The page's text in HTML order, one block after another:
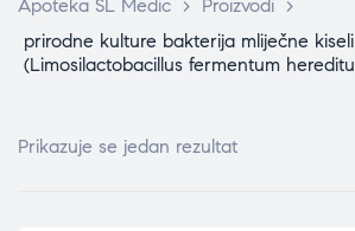
Apoteka SL Medic > Proizvodi >
prirodne kulture bakterija mliječne
(Limosilactobacillus fermentum
Prikazuje se jedan rezultat